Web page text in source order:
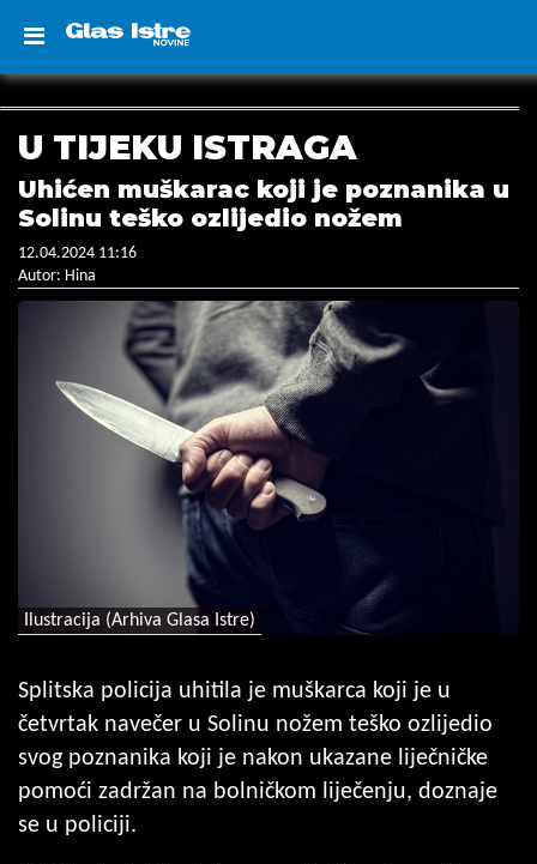
U TIJEKU ISTRAGA
Uhićen muškarac koji je poznanika u
Solinu teško ozlijedio nožem
12.04.2024 11:16
Autor: Hina
Ilustracija (Arhiva Glasa Istre)
Splitska policija uhitila je muškarca koji je u
četvrtak navečer u Solinu nožem teško ozlijedio
svog poznanika koji je nakon ukazane liječničke
pomoći zadržan na bolničkom liječenju, doznaje
se u policiji.